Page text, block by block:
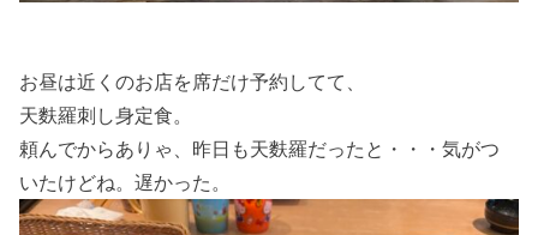
お昼は近くのお店を席だけ予約してて、
天麩羅刺し身定食。
頼んでからありゃ、昨日も天麩羅だったと・・・気がつ
いたけどね。遅かった。